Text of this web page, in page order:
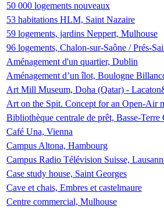
50 000 logements nouveaux
53 habitations HLM, Saint Nazaire
59 logements, jardins Neppert, Mulhouse
96 logements, Chalon-sur-Saône / Prés-
Aménagement d'un quartier, Dublin
Aménagement d’un îlot, Boulogne
Art Mill Museum, Doha (Qatar) -
Art on the Spit. Concept for an Open-Air
Bibliothèque centrale de prêt, Basse-Terre
Café Una, Vienna
Campus Altona, Hambourg
Campus Radio Télévision Suisse,
Case study house, Saint Georges
Cave et chais, Embres et castelmaure
Centre commercial, Mulhouse